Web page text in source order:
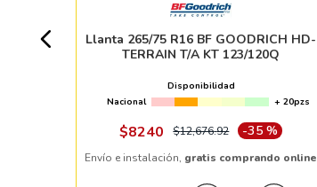
Llanta 265/75 R16 BF GOODRICH HD-
TERRAIN T/A KT 123/120Q
Disponibilidad
Nacional
+ 20pzs
$8240 $12,676.92 -35 %
Envío e instalación, gratis comprando online